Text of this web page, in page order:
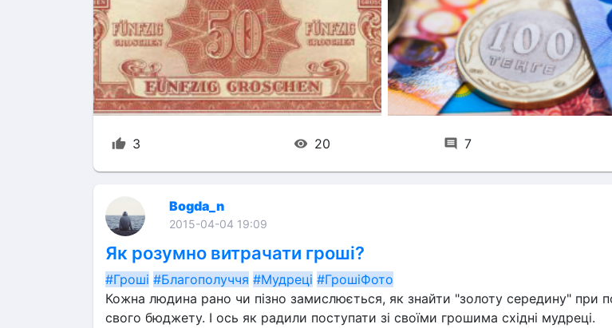
3 20 7
Bogda_n
2015-04-04 19:09
Як розумно витрачати гроші?
#Гроші #Благополуччя #Мудреці #ГрошіФото
Кожна людина рано чи пізно замислюється, як знайти "золоту середину" при
свого бюджету. І ось як радили поступати зі своїми грошима східні мудреці.